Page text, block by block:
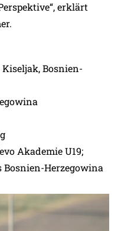
erklärt
Bosnien-
Akademie U19;
Herzegowina